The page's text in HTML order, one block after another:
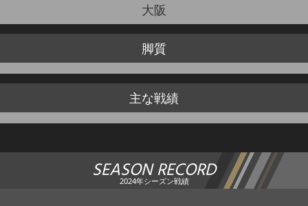
大阪
脚質
主な戦績
SEASON RECORD
2024年シーズン戦績